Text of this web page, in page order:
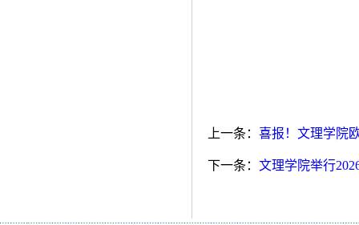
上一条： 喜报！文理学院
下一条： 文理学院举行